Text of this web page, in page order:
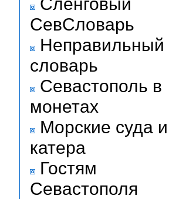
СевСловарь
Неправильный
словарь
Севастополь в
монетах
Морские суда и
катера
Гостям
Севастополя